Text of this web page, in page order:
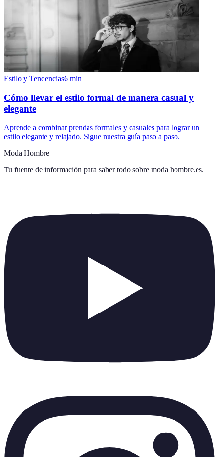
Estilo y Tendencias6 min
Cómo llevar el estilo formal de manera casual y
elegante
Aprende a combinar prendas formales y casuales para lograr un
estilo elegante y relajado. Sigue nuestra guía paso a paso.
Moda Hombre
Tu fuente de información para saber todo sobre moda hombre.es.